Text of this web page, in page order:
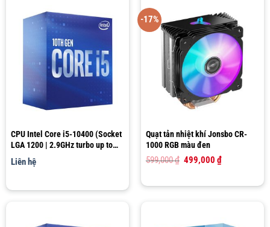
CPU Intel Core i5-10400 (Socket
LGA 1200 | 2.9GHz turbo up to
4.3GHz | 6 nhân 12 luồng | 12MB
Cache)
Liên hệ
-17%
Quạt tản nhiệt khí Jonsbo CR-
1000 RGB màu đen
599,000₫ Giá
599,000 ₫.
499,000₫Giá
là: